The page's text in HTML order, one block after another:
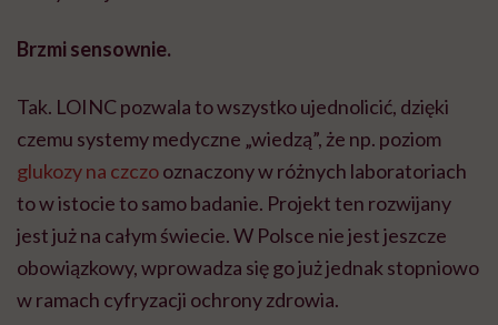
Brzmi sensownie.
Tak. LOINC pozwala to wszystko ujednolicić, dzięki
czemu systemy medyczne „wiedzą”, że np. poziom
glukozy na czczooznaczony w różnych laboratoriach
to w istocie to samo badanie. Projekt ten rozwijany
jest już na całym świecie. W Polsce nie jest jeszcze
obowiązkowy, wprowadza się go już jednak stopniowo
w ramach cyfryzacji ochrony zdrowia.